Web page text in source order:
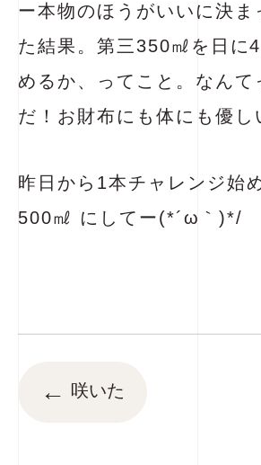
ー本物のほうがいいに決
た結果。第三350㎖を日に
めるか、ってこと。なん
だ！お財布にも体にも優し
昨日から1本チャレンジ
500㎖ にしてー(*´ω｀)*/
← 咲いた